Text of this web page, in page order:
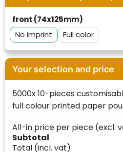
front (74x125mm)
No imprint
Full color
Your selection and price
5000x 10-pieces
full colour printed paper
Subtotal
Total (incl. vat)
All-in price per piece (excl.